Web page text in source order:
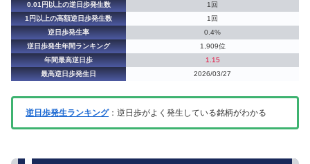
0.01円以上の逆日歩発生数
1回
1円以上の高額逆日歩発生数
1回
逆日歩発生率
0.4%
逆日歩発生年間ランキング
1,909位
年間最高逆日歩
1.15
最高逆日歩発生日
2026/03/27
逆日歩発生ランキング：逆日歩がよく発生している銘柄がわかる